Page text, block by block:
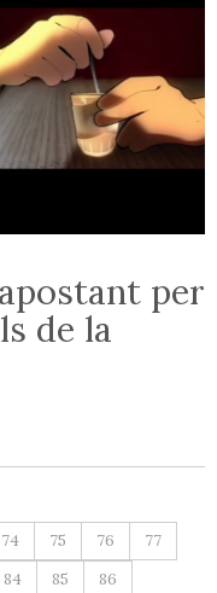
per
de la
74 75 76
77
84 85
86